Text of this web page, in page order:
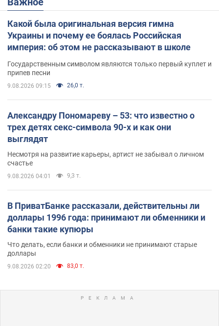
Какой была оригинальная версия гимна
Украины и почему ее боялась Российская
империя: об этом не рассказывают в школе
Государственным символом являются только первый куплет и
припев песни
9.08.2026 09:15 26,0 т.
Александру Пономареву – 53: что известно о
трех детях секс-символа 90-х и как они
выглядят
Несмотря на развитие карьеры, артист не забывал о личном
счастье
9.08.2026 04:01 9,3 т.
В ПриватБанке рассказали, действительны ли
доллары 1996 года: принимают ли обменники и
банки такие купюры
Что делать, если банки и обменники не принимают старые
доллары
9.08.2026 02:20 83,0 т.